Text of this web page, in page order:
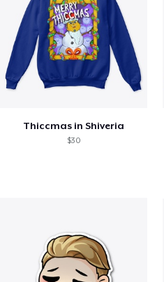
Thiccmas in Shiveria
$30